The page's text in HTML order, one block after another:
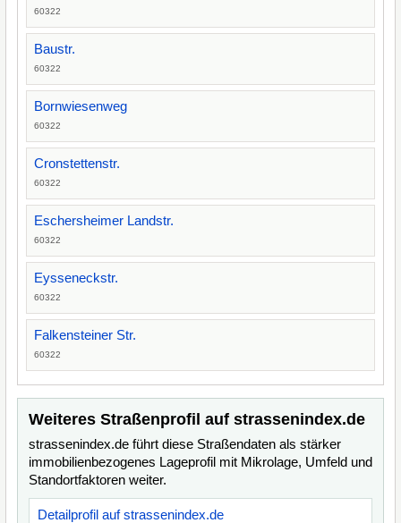
60322
Baustr.
60322
Bornwiesenweg
60322
Cronstettenstr.
60322
Eschersheimer Landstr.
60322
Eysseneckstr.
60322
Falkensteiner Str.
60322
Weiteres Straßenprofil auf strassenindex.de
strassenindex.de führt diese Straßendaten als stärker
immobilienbezogenes Lageprofil mit Mikrolage, Umfeld und
Standortfaktoren weiter.
Detailprofil auf strassenindex.de